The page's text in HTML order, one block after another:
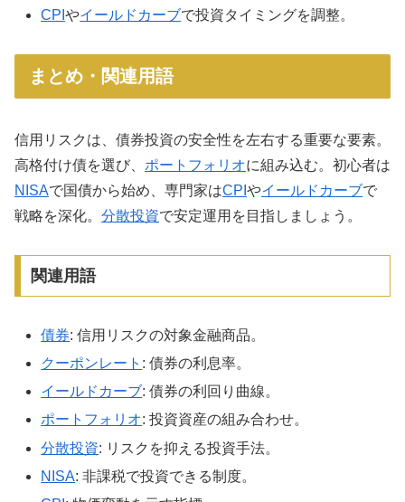
CPIやイールドカーブで投資タイミングを調整。
まとめ・関連用語
信用リスクは、債券投資の安全性を左右する重要な要素。
高格付け債を選び、 ポートフォリオに組み込む。初心者は
NISAで国債から始め、専門家はCPI やイールドカーブで
戦略を深化。 分散投資で安定運用を目指しましょう。
関連用語
債券: 信用リスクの対象金融商品。
クーポンレート : 債券の利息率。
イールドカーブ: 債券の利回り曲線。
ポートフォリオ: 投資資産の組み合わせ。
分散投資: リスクを抑える投資手法。
NISA: 非課税で投資できる制度。